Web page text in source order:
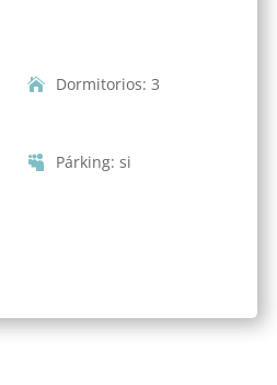
Dormitorios: 3
Párking: si